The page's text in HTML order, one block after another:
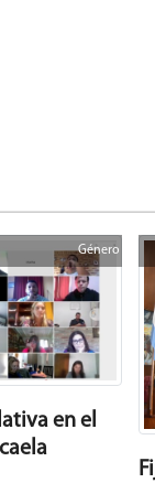
Género
en el